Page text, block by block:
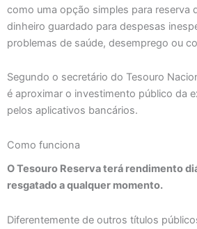
como uma opção simples para reserva
dinheiro guardado para despesas
problemas de saúde, desemprego ou
Segundo o secretário do Tesouro
é aproximar o investimento público da
pelos aplicativos bancários.
Como funciona
O Tesouro Reserva terá rendimento
resgatado a qualquer momento.
Diferentemente de outros títulos